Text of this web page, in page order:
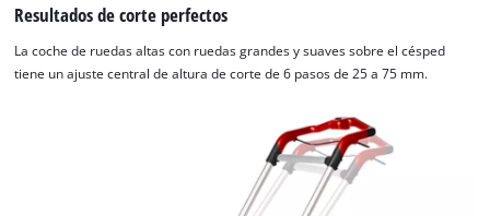
Resultados de corte perfectos
La coche de ruedas altas con ruedas grandes y suaves sobre el césped
tiene un ajuste central de altura de corte de 6 pasos de 25 a 75 mm.